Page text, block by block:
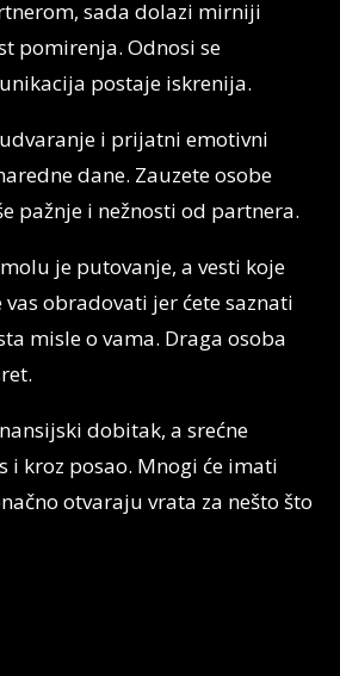
sada dolazi mirniji
pomirenja. Odnosi se
postaje iskrenija.
udvaranje i prijatni emotivni
dane. Zauzete osobe
pažnje i nežnosti od partnera.
je putovanje, a vesti koje
obradovati jer ćete saznati
misle o vama. Draga osoba
dobitak, a srećne
i kroz posao. Mnogi će imati
otvaraju vrata za nešto što